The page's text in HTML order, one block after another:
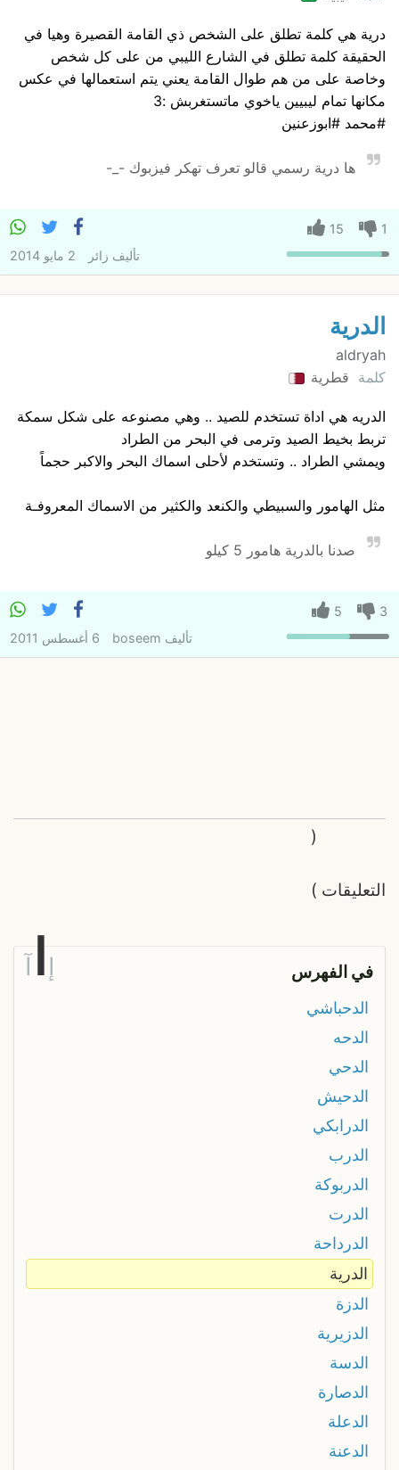
درية هي كلمة تطلق على الشخص ذي القامة القصيرة وهيا في
الحقيقة كلمة تطلق في الشارع الليبي من على كل شخص
وخاصة على من هم طوال القامة يعني يتم استعمالها في عكس
مكانها تمام ليبيين ياخوي ماتستغربش :3
#محمد #ابوزعنين
ها درية رسمي قالو تعرف تهكر فيزبوك -_-
1
15
تأليف زائر 2 مايو 2014
الدرية
aldryah
كلمة قطرية
الدريه هي اداة تستخدم للصيد .. وهي مصنوعه على شكل سمكة
تربط بخيط الصيد وترمى في البحر من الطراد
ويمشي الطراد .. وتستخدم لأحلى اسماك البحر والاكبر حجماً
مثل الهامور والسبيطي والكنعد والكثير من الاسماك المعروفـة
صدنا بالدرية هامور 5 كيلو
3
5
تأليف boseem 6 أغسطس 2011
التعليقات
(
)
في الفهرس إ آ
الدحباشي
الدحه
الدحي
الدحيش
الدرابكي
الدرب
الدربوكة
الدرت
الدرداحة
الدرية
الدزة
الدزيرية
الدسة
الدصارة
الدعلة
الدعنة